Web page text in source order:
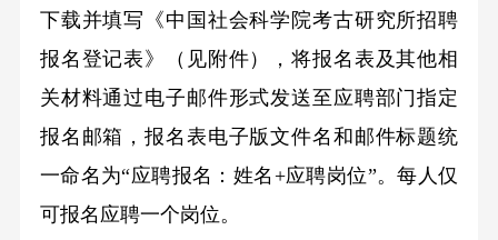
下载并填写《中国社会科学院考古研究所招聘
报名登记表》（见附件），将报名表及其他相
关材料通过电子邮件形式发送至应聘部门指定
报名邮箱，报名表电子版文件名和邮件标题统
一命名为“应聘报名：姓名 +应聘岗位”。每人仅
可报名应聘一个岗位。